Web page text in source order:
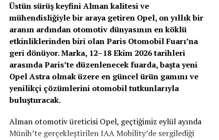
Yüce Auto ŠKODA, Çek Misafirlerini Ağırladı
Üstün sürüş keyfini Alman kalitesi ve
mühendisliğiyle bir araya getiren Opel, on yıllık bir
aranın ardından otomotiv dünyasının en köklü
etkinliklerinden biri olan Paris Otomobil Fuarı’na
geri dönüyor. Marka, 12–18 Ekim 2026 tarihleri
arasında Paris’te düzenlenecek fuarda, başta yeni
Opel Astra olmak üzere en güncel ürün gamını ve
yenilikçi çözümlerini otomobil tutkunlarıyla
buluşturacak.
Alman otomotiv üreticisi Opel, geçtiğimiz eylül ayında
Münih’te gerçekleştirilen IAA Mobility’de sergilediği